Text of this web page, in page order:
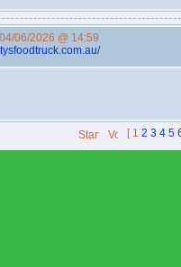
06/2026 @ 14:59
[ 1 2 3 4 5